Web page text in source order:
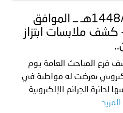
فلسطين ـ 1448/02/20هـ ــ الموافق
08/03 م - كشف ملابسات ابتزاز
فرع المباحث العامة يوم
تعرضت له مواطنة في
الجرائم الإلكترونية
المزيد